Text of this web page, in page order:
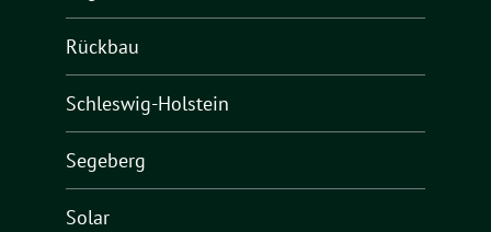
Rückbau
Schleswig-Holstein
Segeberg
Solar